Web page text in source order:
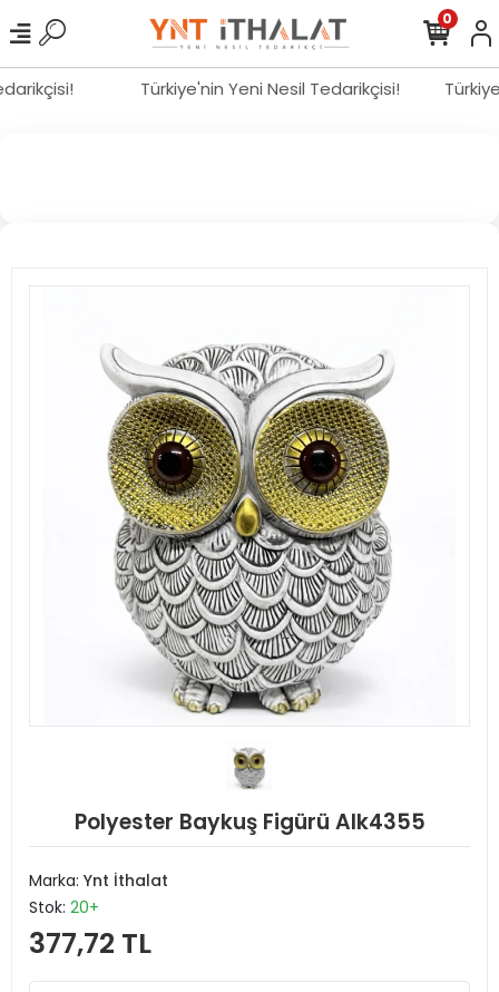
Türkiye'nin Yeni Nesil Tedarikçisi!
0
Polyester Baykuş Figürü Alk4355
Marka: Ynt İthalat
Stok: 20+
377,72 TL